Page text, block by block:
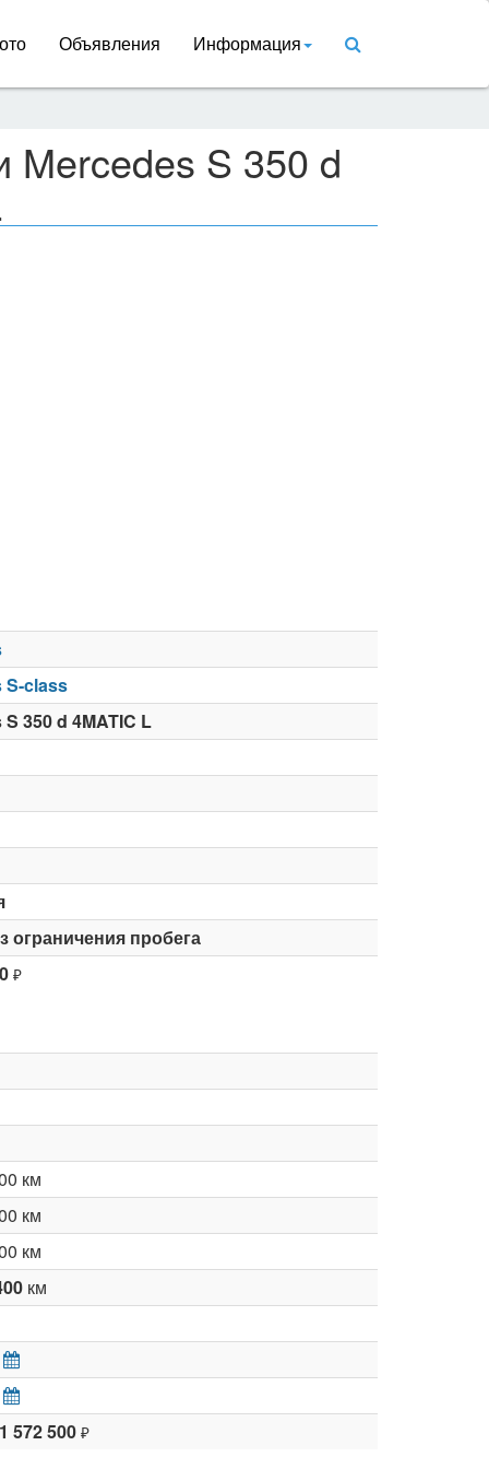
Объявления Информация
Mercedes S 350 d
S-class
350 d 4MATIC L
ограничения пробега
₽
км
км
км
км
572 500 ₽